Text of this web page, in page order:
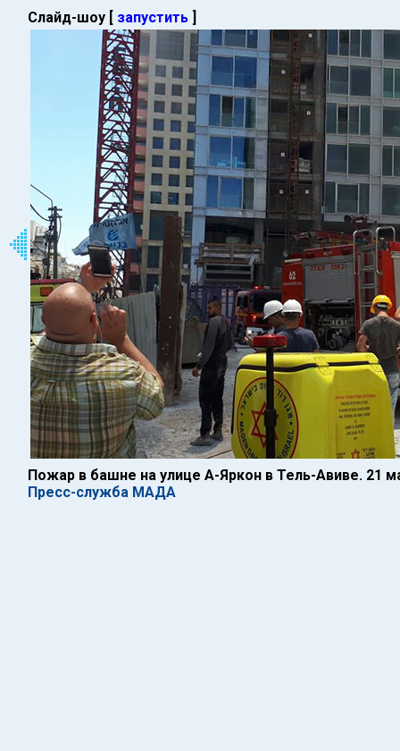
Слайд-шоу [ запустить ]
Пожар в башне на улице А-Яркон в Тель-Авиве. 21
Пресс-служба МАДА